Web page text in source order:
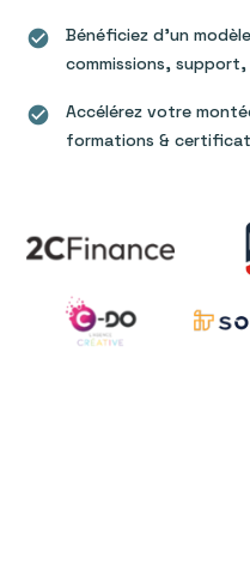
check_circle
Bénéficiez d’un
commissions,
check_circle
Accélérez votre
formations &